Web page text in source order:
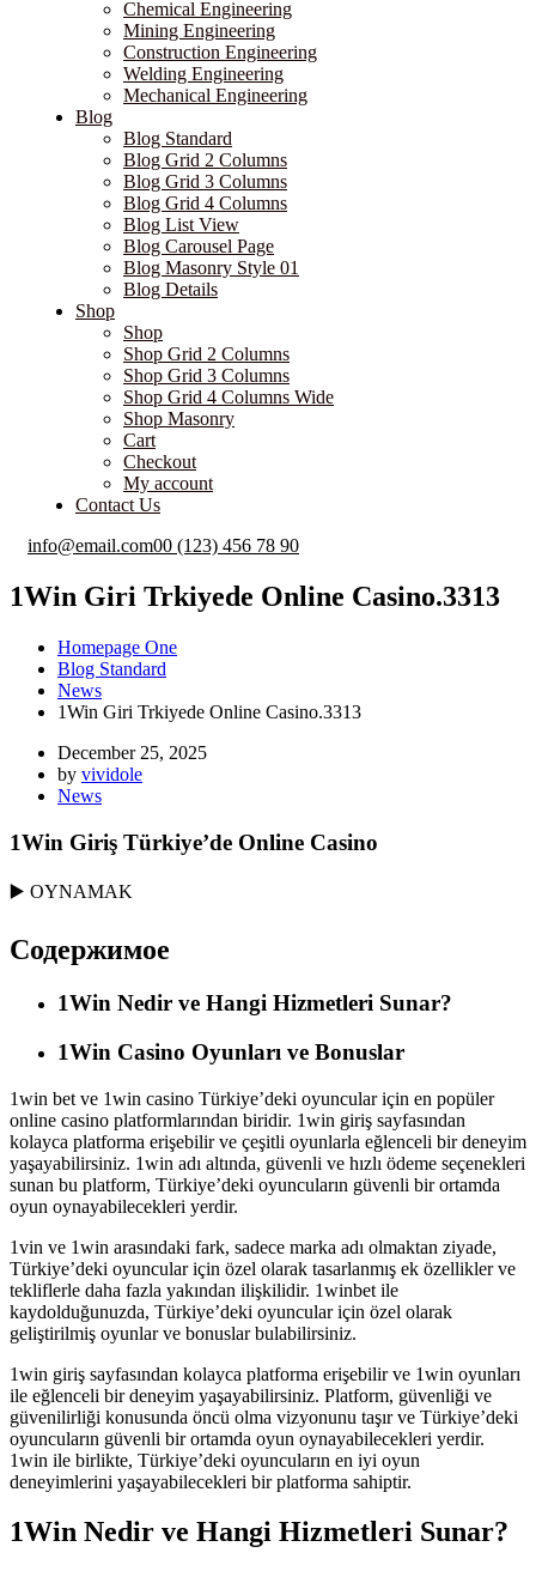
Chemical Engineering
Mining Engineering
Construction Engineering
Welding Engineering
Mechanical Engineering
Blog
Blog Standard
Blog Grid 2 Columns
Blog Grid 3 Columns
Blog Grid 4 Columns
Blog List View
Blog Carousel Page
Blog Masonry Style 01
Blog Details
Shop
Shop
Shop Grid 2 Columns
Shop Grid 3 Columns
Shop Grid 4 Columns Wide
Shop Masonry
Cart
Checkout
My account
Contact Us
info@email.com00 (123) 456 78 90
1Win Giri Trkiyede Online Casino.3313
Homepage One
Blog Standard
News
1Win Giri Trkiyede Online Casino.3313
December 25, 2025
by vividole
News
1Win Giriş Türkiye’de Online Casino
▶️ OYNAMAK
Содержимое
1Win Nedir ve Hangi Hizmetleri Sunar?
1Win Casino Oyunları ve Bonuslar
1win bet ve 1win casino Türkiye’deki oyuncular için en popüler
online casino platformlarından biridir. 1win giriş sayfasından
kolayca platforma erişebilir ve çeşitli oyunlarla eğlenceli bir deneyim
yaşayabilirsiniz. 1win adı altında, güvenli ve hızlı ödeme seçenekleri
sunan bu platform, Türkiye’deki oyuncuların güvenli bir ortamda
oyun oynayabilecekleri yerdir.
1vin ve 1win arasındaki fark, sadece marka adı olmaktan ziyade,
Türkiye’deki oyuncular için özel olarak tasarlanmış ek özellikler ve
tekliflerle daha fazla yakından ilişkilidir. 1winbet ile
kaydolduğunuzda, Türkiye’deki oyuncular için özel olarak
geliştirilmiş oyunlar ve bonuslar bulabilirsiniz.
1win giriş sayfasından kolayca platforma erişebilir ve 1win oyunları
ile eğlenceli bir deneyim yaşayabilirsiniz. Platform, güvenliği ve
güvenilirliği konusunda öncü olma vizyonunu taşır ve Türkiye’deki
oyuncuların güvenli bir ortamda oyun oynayabilecekleri yerdir.
1win ile birlikte, Türkiye’deki oyuncuların en iyi oyun
deneyimlerini yaşayabilecekleri bir platforma sahiptir.
1Win Nedir ve Hangi Hizmetleri Sunar?